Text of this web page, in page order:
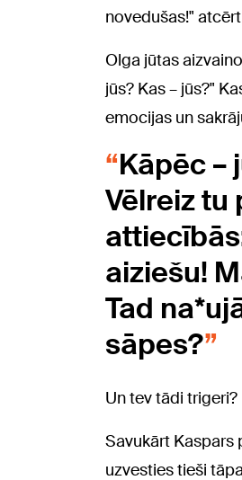
novedušas!"
Olga jūtas
jūs? Kas – jūs?"
emocijas un
Kāpēc –
Vēlreiz tu
aiziešu!
Tad
sāpes?
Un tev tādi
Savukārt Kaspars
uzvesties tieši